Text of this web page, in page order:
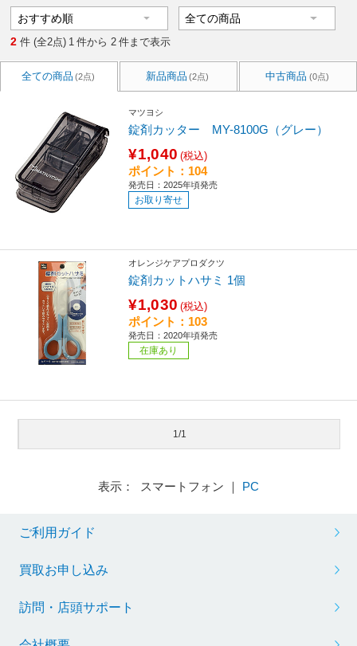
2 件 (全2点) 1 件から 2 件まで表示
全ての商品 (2点) 新品商品 (2点) 中古商品 (0点)
マツヨシ
錠剤カッター MY-8100G（グレー）
¥1,040 (税込)
ポイント：104
発売日：2025年頃発売
お取り寄せ
オレンジケアプロダクツ
錠剤カットハサミ 1個
¥1,030 (税込)
ポイント：103
発売日：2020年頃発売
在庫あり
1/1
表示： スマートフォン ｜ PC
ご利用ガイド
買取お申し込み
訪問・店頭サポート